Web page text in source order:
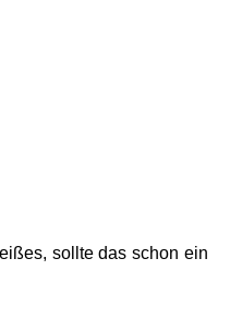
sollte das schon ein